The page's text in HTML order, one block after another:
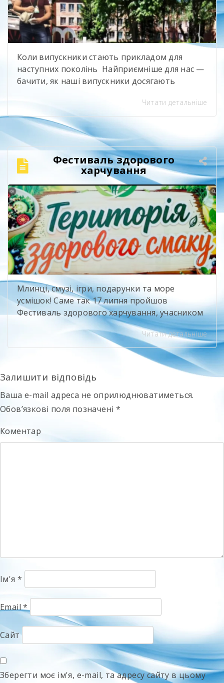
Коли випускники стають прикладом для
наступних поколінь Найприємніше для нас —
бачити, як наші випускники досягають
про свій навчальний заклад. Олександр
Іванюк — випускник будівельного напряму,
яким ми щиро пишаємося. Сьогодні він
представляє компанію Sika, бере участь у
професійному саміті «Ліга майстрів» та є
одним із найсильніших майстрів-плиточників
[…]
Читати детальніше
Фестиваль здорового
харчування
Млинці, смузі, ігри, подарунки та море
усмішок! Саме так 17 липня пройшов
Фестиваль здорового харчування, учасником
якого стали і ми — ДПТНЗ “Білоцерківське
вище професійне училище будівництва та
сервісу”. На нашій локації було гамірно,
смачно й весело! Черга біля майстер-класів
майже не зникала, а дехто навіть повертався
до нас ще раз. І це, мабуть, найкраща […]
Читати детальніше
Залишити відповідь
Ваша e-mail адреса не оприлюднюватиметься.
Обов’язкові поля позначені *
Коментар
Ім'я *
Email*
Сайт
Зберегти моє ім'я, e-mail, та адресу сайту в цьому